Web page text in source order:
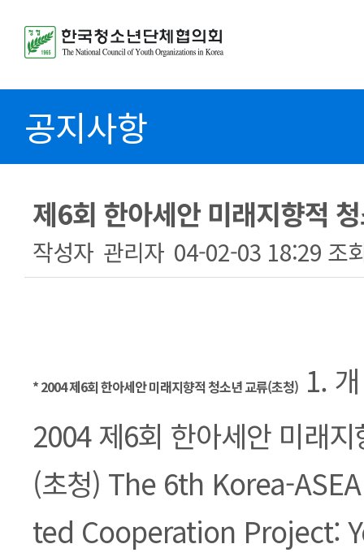
공지사항
제6회 한아세안 미래지향적
작성자 관리자 04-02-03 18:29 조
* 2004 제6회 한아세안 미래지향적 청소년 교류(초청) 1.
2004 제6회 한아세안 미래
(초청) The 6th Korea-
ted Cooperation Project: